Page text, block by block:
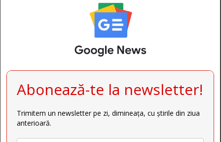
Abonează-te la newsletter!
Trimitem un newsletter pe zi, dimineața, cu știrile din ziua
anterioară.